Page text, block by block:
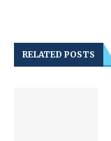
RELATED POSTS